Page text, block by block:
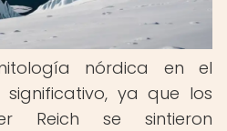
nórdica en el
ya que los
Reich se sintieron